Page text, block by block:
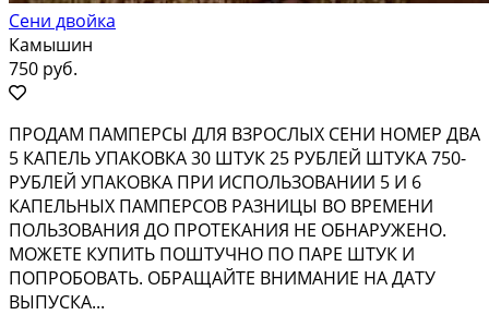
Сени двойка
Камышин
750 руб.
ПРОДАМ ПАМПЕРСЫ ДЛЯ ВЗРОСЛЫХ СЕНИ НОМЕР ДВА
5 КАПЕЛЬ УПАКОВКА 30 ШТУК 25 РУБЛЕЙ ШТУКА 750-
РУБЛЕЙ УПАКОВКА ПРИ ИСПОЛЬЗОВАНИИ 5 И 6
КАПЕЛЬНЫХ ПАМПЕРСОВ РАЗНИЦЫ ВО ВРЕМЕНИ
ПОЛЬЗОВАНИЯ ДО ПРОТЕКАНИЯ НЕ ОБНАРУЖЕНО.
МОЖЕТЕ КУПИТЬ ПОШТУЧНО ПО ПАРЕ ШТУК И
ПОПРОБОВАТЬ. ОБРАЩАЙТЕ ВНИМАНИЕ НА ДАТУ
ВЫПУСКА...